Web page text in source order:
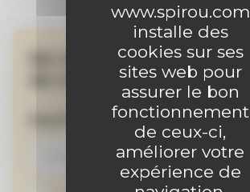
www.spirou.com
installe des
cookies sur ses
sites web pour
assurer le bon
fonctionnement
de ceux-ci,
améliorer votre
expérience de
Ne manquez aucune
de nos actualités !
Inscrivez-vous à la newsletter